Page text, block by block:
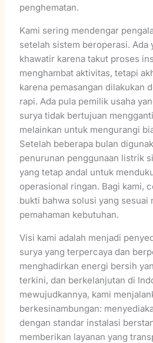
penghematan.
Kami sering mendengar
setelah sistem beroperasi. Ada
khawatir karena takut proses
menghambat aktivitas, tetapi
karena pemasangan dilakukan
rapi. Ada pula pemilik usaha
surya tidak bertujuan
melainkan untuk mengurangi
Setelah beberapa bulan
penurunan penggunaan listrik
yang tetap andal untuk
operasional ringan. Bagi kami,
bukti bahwa solusi yang sesuai
pemahaman kebutuhan.
Visi kami adalah menjadi
surya yang terpercaya dan
menghadirkan energi bersih
terkini, dan berkelanjutan di
mewujudkannya, kami
berkesinambungan:
dengan standar instalasi
memberikan layanan yang